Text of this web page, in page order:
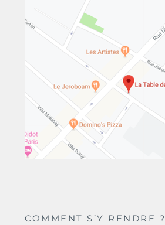
COMMENT S’Y RENDRE ?